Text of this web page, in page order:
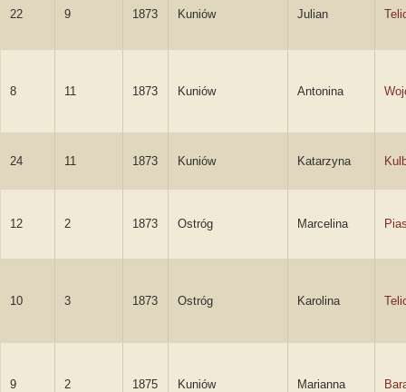
22 9 1873 Kuniów Julian
8 11 1873 Kuniów Antonina
24 11 1873 Kuniów Katarzyna
12 2 1873 Ostróg Marcelina
10 3 1873 Ostróg Karolina
9 2 1875 Kuniów Marianna